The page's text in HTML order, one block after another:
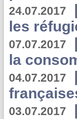
24.07.2017
les
07.07.2017
la
04.07.2017
03.07.2017